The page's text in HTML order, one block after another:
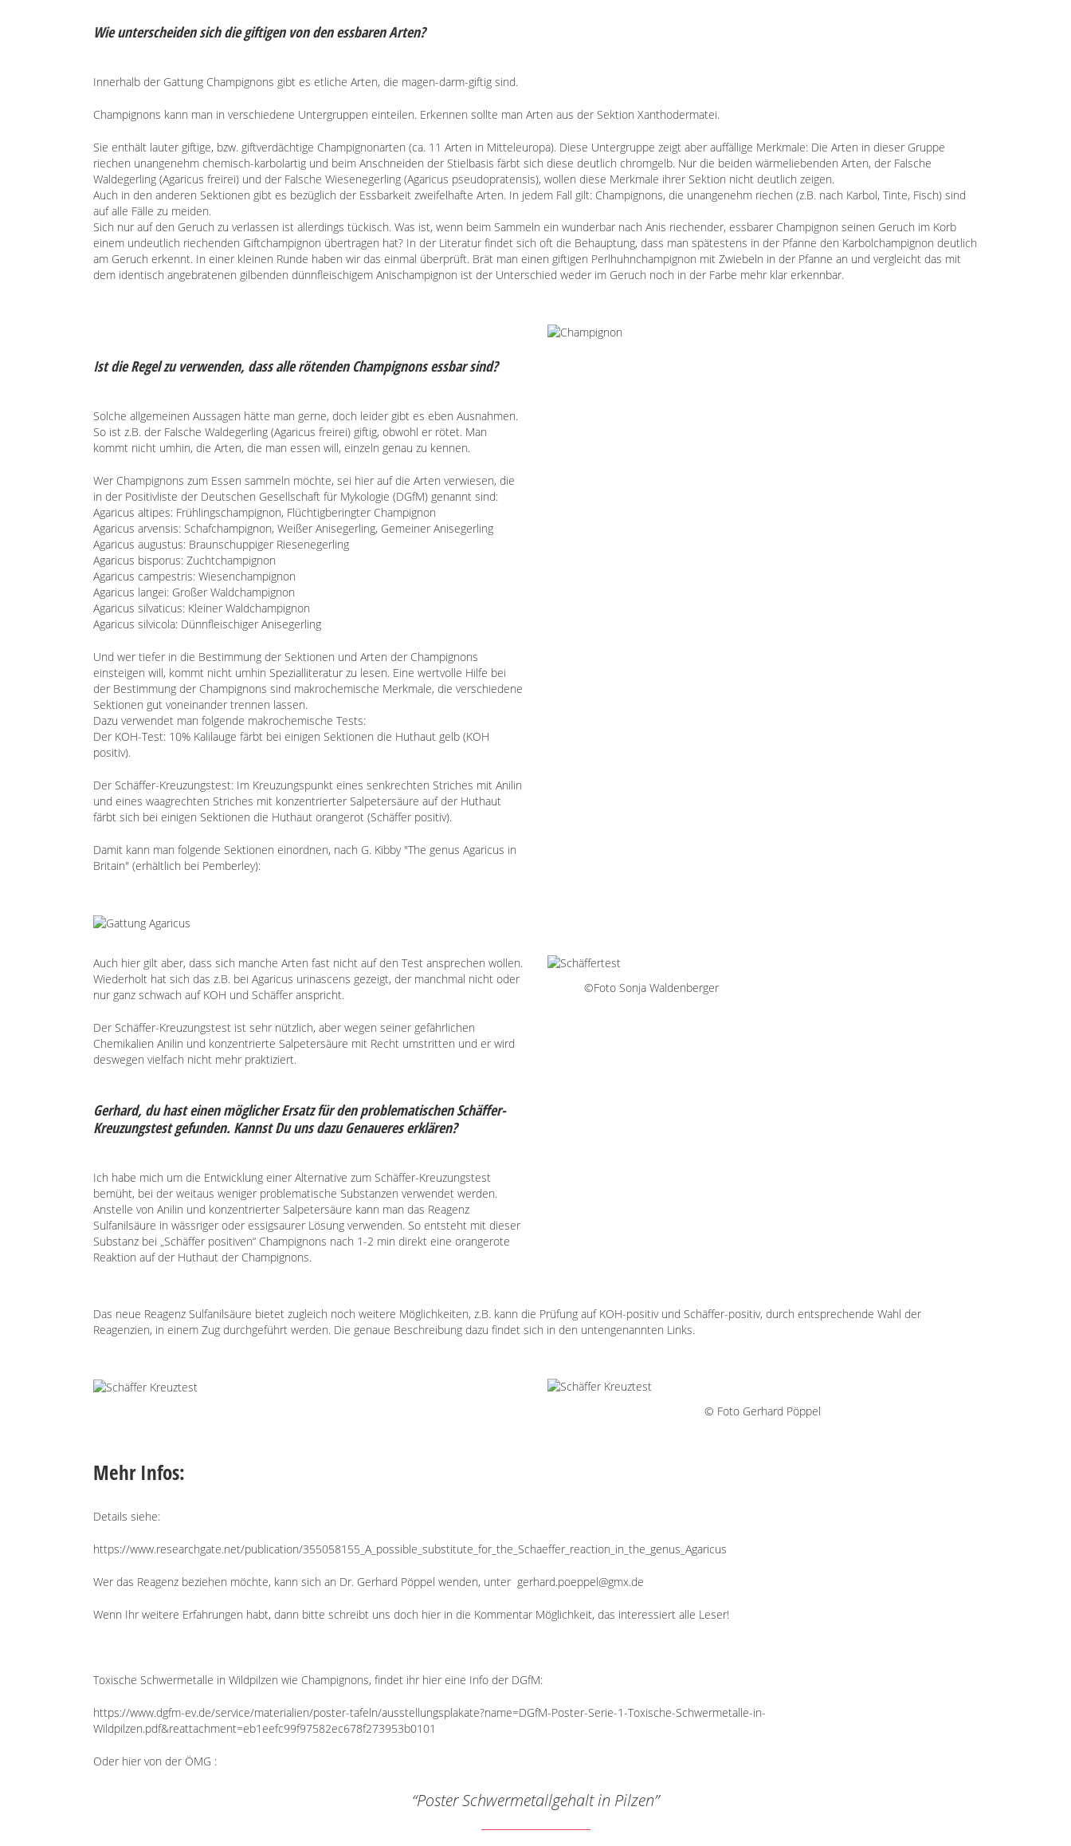
Wie unterscheiden sich die giftigen von den essbaren Arten?
Innerhalb der Gattung Champignons gibt es etliche Arten, die magen-darm-giftig sind.
Champignons kann man in verschiedene Untergruppen einteilen. Erkennen sollte man Arten aus der Sektion Xanthodermatei.
Sie enthält lauter giftige, bzw. giftverdächtige Champignonarten (ca. 11 Arten in Mitteleuropa). Diese Untergruppe zeigt aber auffällige Merkmale: Die Arten in dieser Gruppe
riechen unangenehm chemisch-karbolartig und beim Anschneiden der Stielbasis färbt sich diese deutlich chromgelb. Nur die beiden wärmeliebenden Arten, der Falsche
Waldegerling (Agaricus freirei) und der Falsche Wiesenegerling (Agaricus pseudopratensis), wollen diese Merkmale ihrer Sektion nicht deutlich zeigen.
Auch in den anderen Sektionen gibt es bezüglich der Essbarkeit zweifelhafte Arten. In jedem Fall gilt: Champignons, die unangenehm riechen (z.B. nach Karbol, Tinte, Fisch) sind
auf alle Fälle zu meiden.
Sich nur auf den Geruch zu verlassen ist allerdings tückisch. Was ist, wenn beim Sammeln ein wunderbar nach Anis riechender, essbarer Champignon seinen Geruch im Korb
einem undeutlich riechenden Giftchampignon übertragen hat? In der Literatur findet sich oft die Behauptung, dass man spätestens in der Pfanne den Karbolchampignon deutlich
am Geruch erkennt. In einer kleinen Runde haben wir das einmal überprüft. Brät man einen giftigen Perlhuhnchampignon mit Zwiebeln in der Pfanne an und vergleicht das mit
dem identisch angebratenen gilbenden dünnfleischigem Anischampignon ist der Unterschied weder im Geruch noch in der Farbe mehr klar erkennbar.
Ist die Regel zu verwenden, dass alle rötenden Champignons essbar sind?
Solche allgemeinen Aussagen hätte man gerne, doch leider gibt es eben Ausnahmen.
So ist z.B. der Falsche Waldegerling (Agaricus freirei) giftig, obwohl er rötet. Man
kommt nicht umhin, die Arten, die man essen will, einzeln genau zu kennen.
Wer Champignons zum Essen sammeln möchte, sei hier auf die Arten verwiesen, die
in der Positivliste der Deutschen Gesellschaft für Mykologie (DGfM) genannt sind:
Agaricus altipes: Frühlingschampignon, Flüchtigberingter Champignon
Agaricus arvensis: Schafchampignon, Weißer Anisegerling, Gemeiner Anisegerling
Agaricus augustus: Braunschuppiger Riesenegerling
Agaricus bisporus: Zuchtchampignon
Agaricus campestris: Wiesenchampignon
Agaricus langei: Großer Waldchampignon
Agaricus silvaticus: Kleiner Waldchampignon
Agaricus silvicola: Dünnfleischiger Anisegerling
Und wer tiefer in die Bestimmung der Sektionen und Arten der Champignons
einsteigen will, kommt nicht umhin Spezialliteratur zu lesen. Eine wertvolle Hilfe bei
der Bestimmung der Champignons sind makrochemische Merkmale, die verschiedene
Sektionen gut voneinander trennen lassen.
Dazu verwendet man folgende makrochemische Tests:
Der KOH-Test: 10% Kalilauge färbt bei einigen Sektionen die Huthaut gelb (KOH
positiv).
Der Schäffer-Kreuzungstest: Im Kreuzungspunkt eines senkrechten Striches mit Anilin
und eines waagrechten Striches mit konzentrierter Salpetersäure auf der Huthaut
färbt sich bei einigen Sektionen die Huthaut orangerot (Schäffer positiv).
Damit kann man folgende Sektionen einordnen, nach G. Kibby "The genus Agaricus in
Britain" (erhältlich bei Pemberley):
Auch hier gilt aber, dass sich manche Arten fast nicht auf den Test ansprechen wollen.
Wiederholt hat sich das z.B. bei Agaricus urinascens gezeigt, der manchmal nicht oder
nur ganz schwach auf KOH und Schäffer anspricht.
Der Schäffer-Kreuzungstest ist sehr nützlich, aber wegen seiner gefährlichen
Chemikalien Anilin und konzentrierte Salpetersäure mit Recht umstritten und er wird
deswegen vielfach nicht mehr praktiziert.
Gerhard, du hast einen möglicher Ersatz für den problematischen Schäffer-
Kreuzungstest gefunden. Kannst Du uns dazu Genaueres erklären?
Ich habe mich um die Entwicklung einer Alternative zum Schäffer-Kreuzungstest
bemüht, bei der weitaus weniger problematische Substanzen verwendet werden.
Anstelle von Anilin und konzentrierter Salpetersäure kann man das Reagenz
Sulfanilsäure in wässriger oder essigsaurer Lösung verwenden. So entsteht mit dieser
Substanz bei „Schäffer positiven“ Champignons nach 1-2 min direkt eine orangerote
Reaktion auf der Huthaut der Champignons.
©Foto Sonja Waldenberger
Das neue Reagenz Sulfanilsäure bietet zugleich noch weitere Möglichkeiten, z.B. kann die Prüfung auf KOH-positiv und Schäffer-positiv, durch entsprechende Wahl der
Reagenzien, in einem Zug durchgeführt werden. Die genaue Beschreibung dazu findet sich in den untengenannten Links.
© Foto Gerhard Pöppel
Mehr Infos:
Details siehe:
https://www.researchgate.net/publication/355058155_A_possible_substitute_for_the_Schaeffer_reaction_in_the_genus_Agaricus
Wer das Reagenz beziehen möchte, kann sich an Dr. Gerhard Pöppel wenden, unter gerhard.poeppel@gmx.de
Wenn Ihr weitere Erfahrungen habt, dann bitte schreibt uns doch hier in die Kommentar Möglichkeit, das interessiert alle Leser!
Toxische Schwermetalle in Wildpilzen wie Champignons, findet ihr hier eine Info der DGfM:
https://www.dgfm-ev.de/service/materialien/poster-tafeln/ausstellungsplakate?name=DGfM-Poster-Serie-1-Toxische-Schwermetalle-in-
Wildpilzen.pdf&reattachment=eb1eefc99f97582ec678f273953b0101
Oder hier von der ÖMG :
Poster Schwermetallgehalt in Pilzen